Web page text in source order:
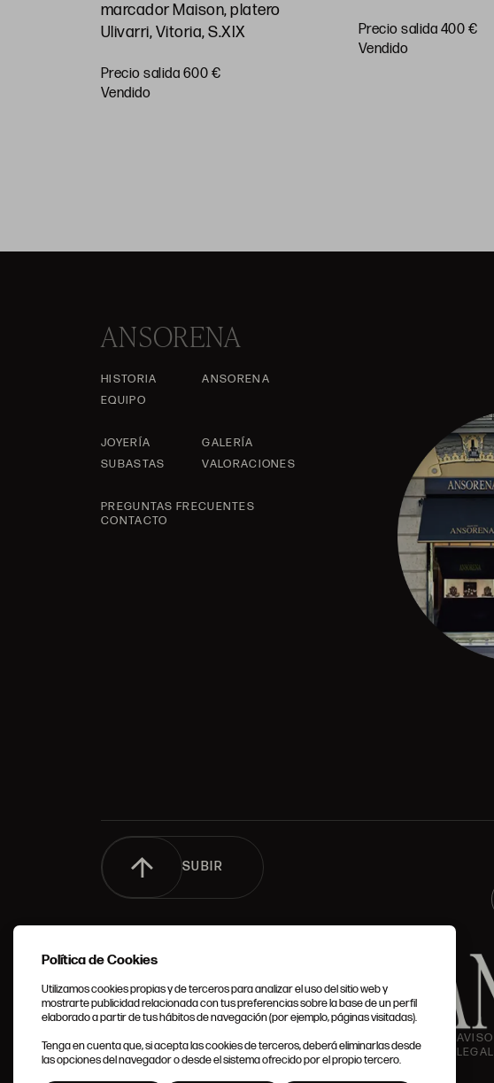
marcador Maison, platero
Ulivarri, Vitoria, S.XIX
Precio salida 600 €
vendido
Precio salida 400 €
vendido
ANSORENA
HISTORIA
ANSORENA
EQUIPO
JOYERÍA
GALERÍA
SUBASTAS
VALORACIONES
PREGUNTAS FRECUENTES
CONTACTO
SUBIR
GENERALES
AVISO
LEGAL
Política de Cookies
Utilizamos cookies propias y de terceros para analizar el uso del sitio web y
mostrarte publicidad relacionada con tus preferencias sobre la base de un perfil
elaborado a partir de tus hábitos de navegación (por ejemplo, páginas visitadas).
Tenga en cuenta que, si acepta las cookies de terceros, deberá eliminarlas desde
las opciones del navegador o desde el sistema ofrecido por el propio tercero.